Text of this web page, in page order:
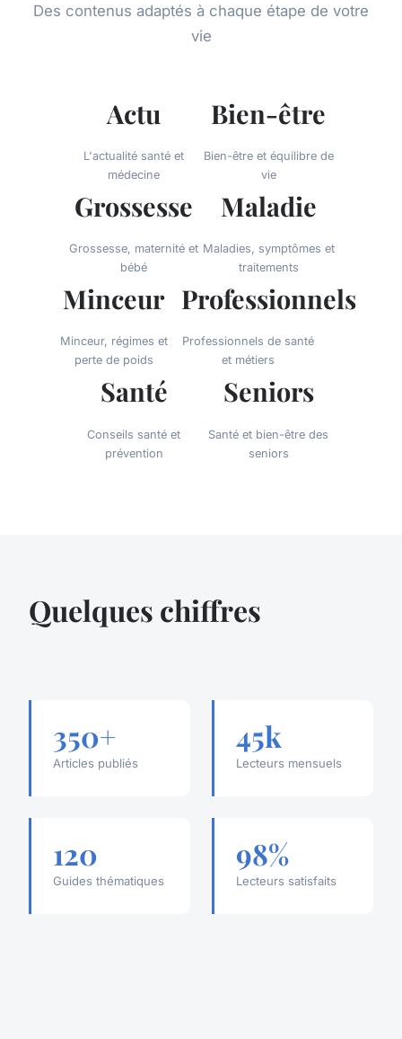
Des contenus adaptés à chaque étape de votre
vie
Actu
L'actualité santé et
médecine
Bien-être
Bien-être et équilibre de
vie
Grossesse
Grossesse, maternité et
bébé
Maladie
Maladies, symptômes et
traitements
Minceur
Minceur, régimes et
perte de poids
Professionnels
Professionnels de santé
et métiers
Santé
Conseils santé et
prévention
Seniors
Santé et bien-être des
seniors
Quelques chiffres
350+
Articles publiés
45k
Lecteurs mensuels
120
Guides thématiques
98%
Lecteurs satisfaits